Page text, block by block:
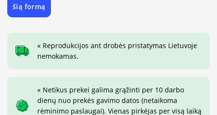
šią formą
« Reprodukcijos ant drobės pristatymas Lietuvoje
nemokamas.
« Netikus prekei galima grąžinti per 10 darbo
dienų nuo prekės gavimo datos (netaikoma
rėminimo paslaugai). Vienas pirkėjas per visą laiką